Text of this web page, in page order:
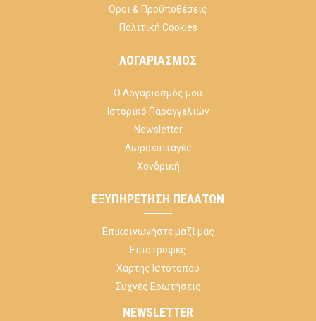
Όροι & Προϋποθέσεις
Πολιτική Cookies
ΛΟΓΑΡΙΑΣΜΌΣ
Ο Λογαριασμός μου
Ιστορικό Παραγγελιών
Newsletter
Δωροεπιταγές
Χονδρική
ΕΞΥΠΗΡΈΤΗΣΗ ΠΕΛΑΤΏΝ
Επικοινωνήστε μαζί μας
Επιστροφές
Χάρτης Ιστότοπου
Συχνές Ερωτήσεις
NEWSLETTER